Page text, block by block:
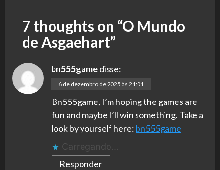
7 thoughts on “O Mundo
de Asgaehart”
bn555gamedisse:
6 de dezembro de 2025 às 21:01
Bn555game, I’m hoping the games are
fun and maybe I’ll win something. Take a
look by yourself here: bn555game
Carregando...
Responder